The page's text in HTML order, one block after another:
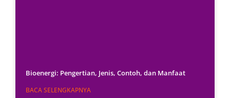
Bioenergi: Pengertian, Jenis, Contoh, dan Manfaat
BACA SELENGKAPNYA